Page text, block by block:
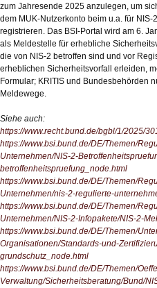
zum Jahresende 2025 anzulegen, um
dem MUK-Nutzerkonto beim u.a. für
registrieren. Das BSI-Portal wird am 6.
als Meldestelle für erhebliche
die von NIS-2 betroffen sind und vor
erheblichen Sicherheitsvorfall erleiden,
Formular; KRITIS und Bundesbehörden
Meldewege.
Siehe auch:
https://www.recht.bund.de/bgbl/1/2025/
https://www.bsi.bund.de/DE/Themen/
Unternehmen/NIS-2-
betroffenheitspruefung_node.html
https://www.bsi.bund.de/DE/Themen/
Unternehmen/nis-2-regulierte-
https://www.bsi.bund.de/DE/Themen/
Unternehmen/NIS-2-Infopakete/NIS-2-
https://www.bsi.bund.de/DE/Themen/
Organisationen/Standards-und-
grundschutz_node.html
https://www.bsi.bund.de/DE/Themen/
Verwaltung/Sicherheitsberatung/Bund/